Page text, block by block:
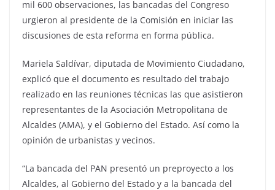
mil 600 observaciones, las bancadas del Congreso
urgieron al presidente de la Comisión en iniciar las
discusiones de esta reforma en forma pública.
Mariela Saldívar, diputada de Movimiento Ciudadano,
explicó que el documento es resultado del trabajo
realizado en las reuniones técnicas las que asistieron
representantes de la Asociación Metropolitana de
Alcaldes (AMA), y el Gobierno del Estado. Así como la
opinión de urbanistas y vecinos.
“La bancada del PAN presentó un preproyecto a los
Alcaldes, al Gobierno del Estado y a la bancada del